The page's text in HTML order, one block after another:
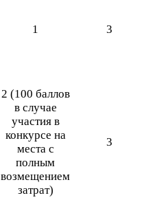
1 3
2 (100 баллов
в случае
участия в
конкурсе на
места с
полным
возмещением
затрат)
3